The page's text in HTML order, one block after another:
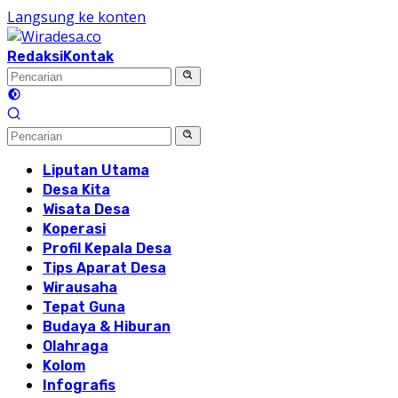
Langsung ke konten
RedaksiKontak
Liputan Utama
Desa Kita
Wisata Desa
Koperasi
Profil Kepala Desa
Tips Aparat Desa
Wirausaha
Tepat Guna
Budaya & Hiburan
Olahraga
Kolom
Infografis